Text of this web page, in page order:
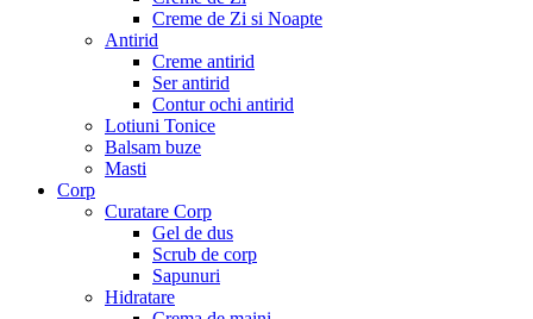
Creme de Zi si Noapte
Antirid
Creme antirid
Ser antirid
Contur ochi antirid
Lotiuni Tonice
Balsam buze
Masti
Corp
Curatare Corp
Gel de dus
Scrub de corp
Sapunuri
Hidratare